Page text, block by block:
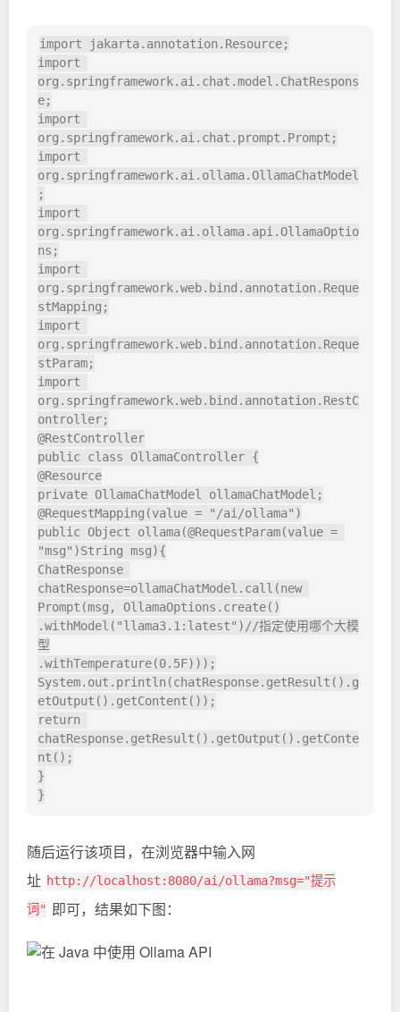
import jakarta.annotation.Resource;
import
org.springframework.ai.chat.model.ChatRespons
e;
import
org.springframework.ai.chat.prompt.Prompt;
import
org.springframework.ai.ollama.OllamaChatModel
;
import
org.springframework.ai.ollama.api.OllamaOptio
ns;
import
org.springframework.web.bind.annotation.Reque
stMapping;
import
org.springframework.web.bind.annotation.Reque
stParam;
import
org.springframework.web.bind.annotation.RestC
ontroller;
@RestController
public class OllamaController {
@Resource
private OllamaChatModel ollamaChatModel;
@RequestMapping(value = "/ai/ollama")
public Object ollama(@RequestParam(value =
"msg")String msg){
ChatResponse
chatResponse=ollamaChatModel.call(new
Prompt(msg, OllamaOptions.create()
.withModel("llama3.1:latest")//指定使用哪个大模
型
.withTemperature(0.5F)));
System.out.println(chatResponse.getResult().g
etOutput().getContent());
return
chatResponse.getResult().getOutput().getConte
nt();
}
随后运行该项目，在浏览器中输入网
址 http://localhost:8080/ai/ollama?msg="提示
词" 即可，结果如下图：